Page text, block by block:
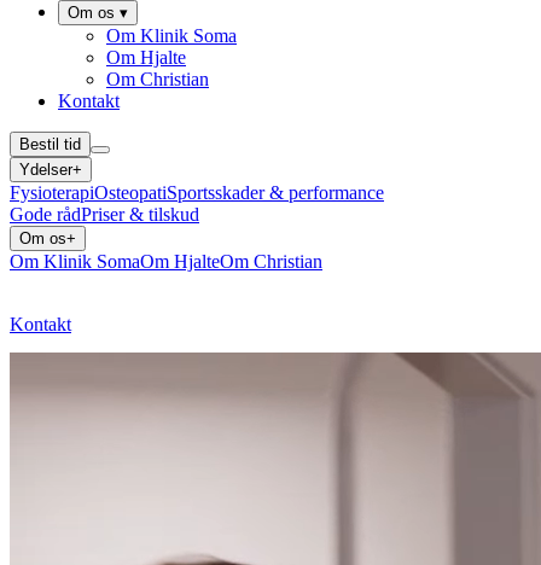
Om os ▾
Om Klinik Soma
Om Hjalte
Om Christian
Kontakt
Bestil tid
Ydelser+
FysioterapiOsteopatiSportsskader & performance
Gode rådPriser & tilskud
Om os+
Om Klinik SomaOm HjalteOm Christian
Kontakt